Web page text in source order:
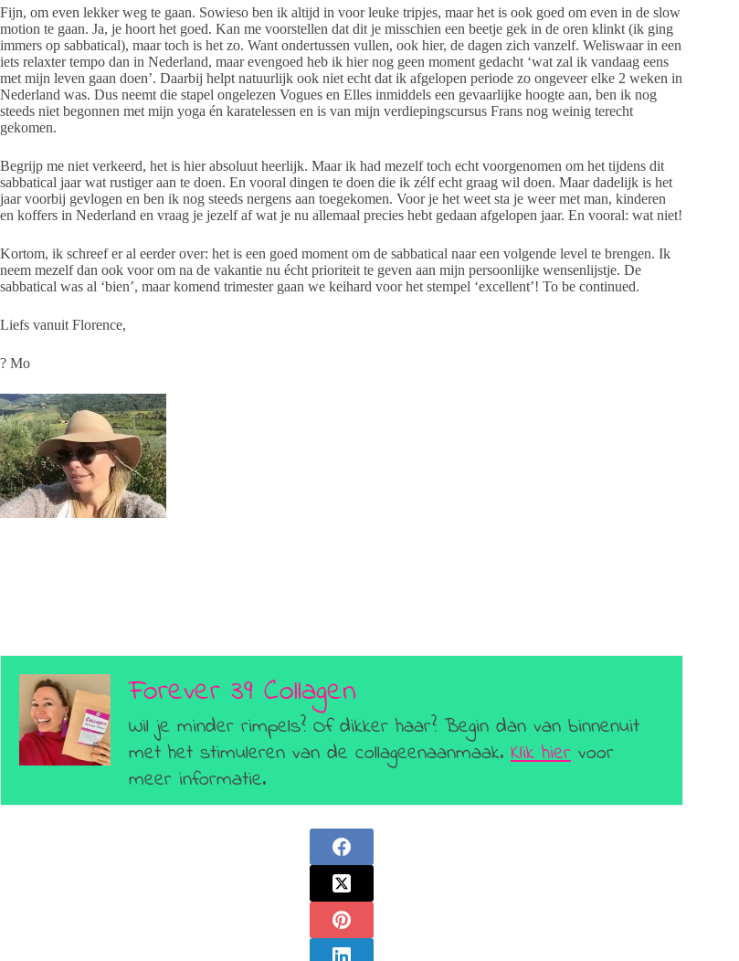
Fijn, om even lekker weg te gaan. Sowieso ben ik altijd in voor leuke tripjes, maar het is ook goed om even in de slow
motion te gaan. Ja, je hoort het goed. Kan me voorstellen dat dit je misschien een beetje gek in de oren klinkt (ik ging
immers op sabbatical), maar toch is het zo. Want ondertussen vullen, ook hier, de dagen zich vanzelf. Weliswaar in een
iets relaxter tempo dan in Nederland, maar evengoed heb ik hier nog geen moment gedacht ‘wat zal ik vandaag eens
met mijn leven gaan doen’. Daarbij helpt natuurlijk ook niet echt dat ik afgelopen periode zo ongeveer elke 2 weken in
Nederland was. Dus neemt die stapel ongelezen Vogues en Elles inmiddels een gevaarlijke hoogte aan, ben ik nog
steeds niet begonnen met mijn yoga én karatelessen en is van mijn verdiepingscursus Frans nog weinig terecht
gekomen.
Begrijp me niet verkeerd, het is hier absoluut heerlijk. Maar ik had mezelf toch echt voorgenomen om het tijdens dit
sabbatical jaar wat rustiger aan te doen. En vooral dingen te doen die ik zélf echt graag wil doen. Maar dadelijk is het
jaar voorbij gevlogen en ben ik nog steeds nergens aan toegekomen. Voor je het weet sta je weer met man, kinderen
en koffers in Nederland en vraag je jezelf af wat je nu allemaal precies hebt gedaan afgelopen jaar. En vooral: wat niet!
Kortom, ik schreef er al eerder over: het is een goed moment om de sabbatical naar een volgende level te brengen. Ik
neem mezelf dan ook voor om na de vakantie nu écht prioriteit te geven aan mijn persoonlijke wensenlijstje. De
sabbatical was al ‘bien’, maar komend trimester gaan we keihard voor het stempel ‘excellent’! To be continued.
Liefs vanuit Florence,
? Mo
Forever 39 Collagen
Wil je minder rimpels? Of dikker haar? Begin dan van binnenuit
met het stimuleren van de collageenaanmaak. Klik hier voor
meer informatie.